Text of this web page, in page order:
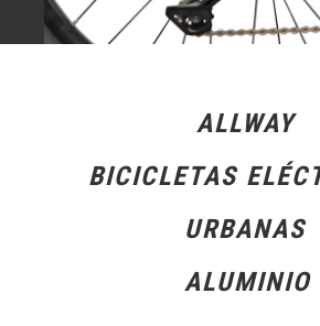
ALLWAY
BICICLETAS
URBANAS
ALUMINIO